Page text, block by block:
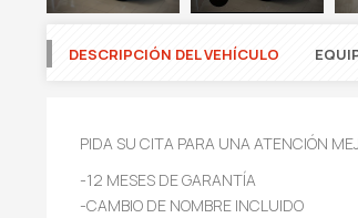
DESCRIPCIÓN DEL VEHÍCULO
PIDA SU CITA PARA UNA ATENCIÓN
-12 MESES DE GARANTÍA
-CAMBIO DE NOMBRE INCLUIDO